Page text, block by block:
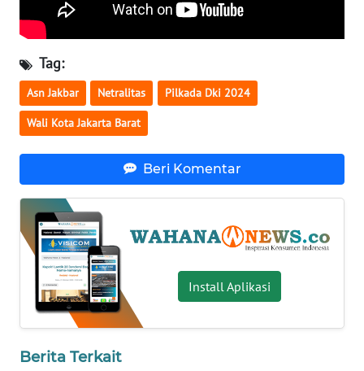
Tag:
Asn Jakbar Netralitas Pilkada Dki 2024
Wali Kota Jakarta Barat
Beri Komentar
Install Aplikasi
Berita Terkait
WN
WN
JAMBI
WN
WN
NTB
WN
SULTENG
SULBAR